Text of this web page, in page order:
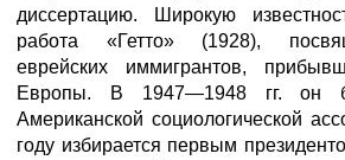
диссертацию. Широкую
работа «Гетто» (1928),
еврейских иммигрантов,
Европы. В 1947—1948 гг. он
Американской социологической
году избирается первым